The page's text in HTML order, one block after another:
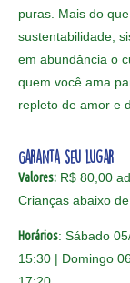
puras. Mais do
sustentabilidade,
em abundância o
quem você ama
repleto de amor e
Garanta seu lugar
Valores: R$ 80,00
Crianças abaixo
Horários: Sábado
15:30 | Domingo